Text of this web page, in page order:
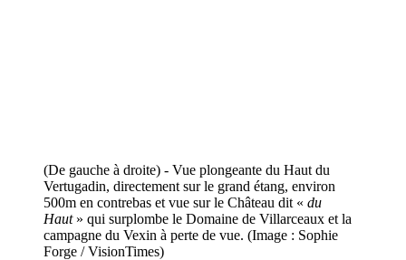
(De gauche à droite) - Vue plongeante du Haut du
Vertugadin, directement sur le grand étang, environ
500m en contrebas et vue sur le Château dit « du
Haut» qui surplombe le Domaine de Villarceaux et la
campagne du Vexin à perte de vue. (Image : Sophie
Forge / VisionTimes)